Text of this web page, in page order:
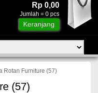
Rp 0,00
Jumlah = 0 pcs
Keranjang
Rotan Furniture (57)
(57)